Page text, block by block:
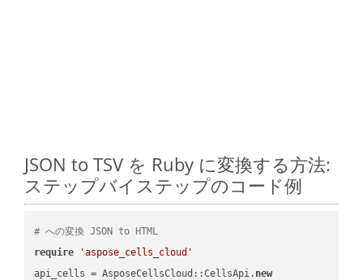
JSON to TSV を Ruby に変換する方法:
ステップバイステップのコード例
# への変換 JSON to HTML
require
'aspose_cells_cloud'
api_cells = AsposeCellsCloud::CellsApi. new